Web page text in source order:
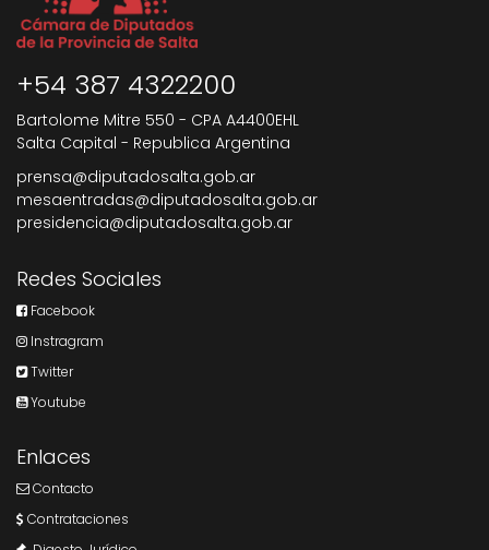
+54 387 4322200
Bartolome Mitre 550 - CPA A4400EHL
Salta Capital - Republica Argentina
prensa@diputadosalta.gob.ar
mesaentradas@diputadosalta.gob.ar
presidencia@diputadosalta.gob.ar
Redes Sociales
Facebook
Instragram
Twitter
Youtube
Enlaces
Contacto
Contrataciones